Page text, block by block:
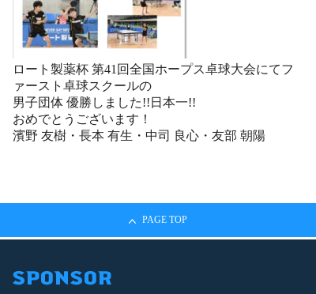
ロート製薬杯 第41回全国ホープス卓球大会にてフ
ァースト卓球スクールの
男子団体 優勝しました!!日本一!!
おめでとうございます！
濱野 友樹・長本 有生・中司 良心・友部 朝陽
PAGE TOP